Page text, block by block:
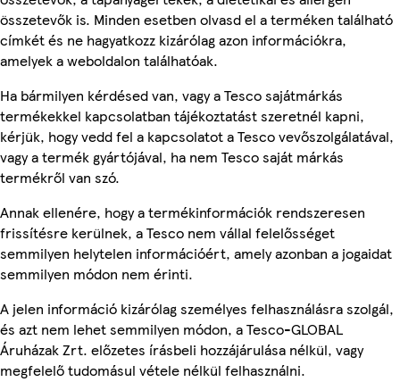
összetevők is. Minden esetben olvasd el a terméken található
címkét és ne hagyatkozz kizárólag azon információkra,
amelyek a weboldalon találhatóak.
Ha bármilyen kérdésed van, vagy a Tesco sajátmárkás
termékekkel kapcsolatban tájékoztatást szeretnél kapni,
kérjük, hogy vedd fel a kapcsolatot a Tesco vevőszolgálatával,
vagy a termék gyártójával, ha nem Tesco saját márkás
termékről van szó.
Annak ellenére, hogy a termékinformációk rendszeresen
frissítésre kerülnek, a Tesco nem vállal felelősséget
semmilyen helytelen információért, amely azonban a jogaidat
semmilyen módon nem érinti.
A jelen információ kizárólag személyes felhasználásra szolgál,
és azt nem lehet semmilyen módon, a Tesco-GLOBAL
Áruházak Zrt. előzetes írásbeli hozzájárulása nélkül, vagy
megfelelő tudomásul vétele nélkül felhasználni.